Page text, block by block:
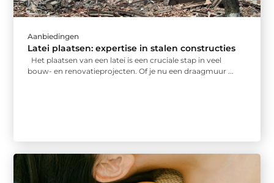
Aanbiedingen
Latei plaatsen: expertise in stalen constructies
Het plaatsen van een latei is een cruciale stap in veel
bouw- en renovatieprojecten. Of je nu een draagmuur ...